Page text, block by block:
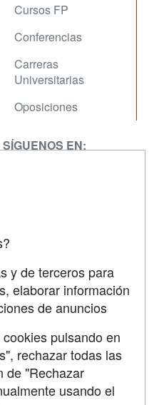
Cursos FP
Conferencias
Carreras
Universitarias
Oposiciones
SÍGUENOS EN:
y de terceros para
elaborar información
de anuncios
pulsando en
rechazar todas las
de "Rechazar
usando el